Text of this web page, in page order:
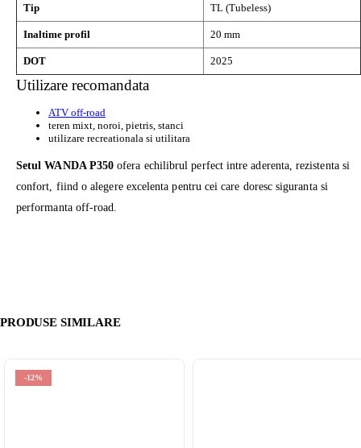
Tip TL (Tubeless)
Inaltime profil 20 mm
DOT 2025
Utilizare recomandata
ATV off-road
teren mixt, noroi, pietris, stanci
utilizare recreationala si utilitara
Setul WANDA P350 ofera echilibrul perfect intre aderenta, rezistenta si
confort, fiind o alegere excelenta pentru cei care doresc siguranta si
performanta off-road.
PRODUSE SIMILARE
-12%